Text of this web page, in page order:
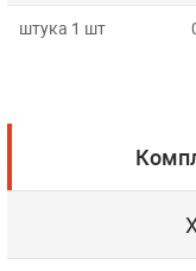
штука 1 шт